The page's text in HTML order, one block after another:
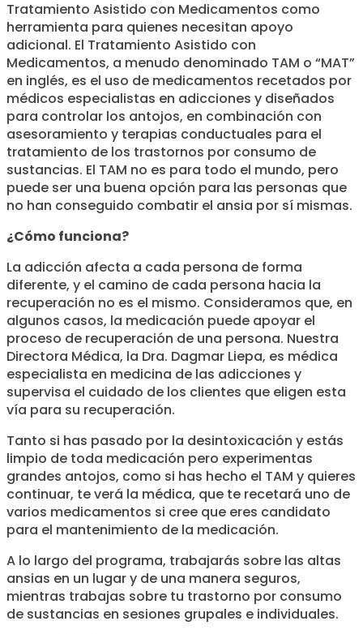
Tratamiento Asistido con Medicamentos como
herramienta para quienes necesitan apoyo
adicional. El Tratamiento Asistido con
Medicamentos, a menudo denominado TAM o “MAT”
en inglés, es el uso de medicamentos recetados por
médicos especialistas en adicciones y diseñados
para controlar los antojos, en combinación con
asesoramiento y terapias conductuales para el
tratamiento de los trastornos por consumo de
sustancias. El TAM no es para todo el mundo, pero
puede ser una buena opción para las personas que
no han conseguido combatir el ansia por sí mismas.
¿Cómo funciona?
La adicción afecta a cada persona de forma
diferente, y el camino de cada persona hacia la
recuperación no es el mismo. Consideramos que, en
algunos casos, la medicación puede apoyar el
proceso de recuperación de una persona. Nuestra
Directora Médica, la Dra. Dagmar Liepa, es médica
especialista en medicina de las adicciones y
supervisa el cuidado de los clientes que eligen esta
vía para su recuperación.
Tanto si has pasado por la desintoxicación y estás
limpio de toda medicación pero experimentas
grandes antojos, como si has hecho el TAM y quieres
continuar, te verá la médica, que te recetará uno de
varios medicamentos si cree que eres candidato
para el mantenimiento de la medicación.
A lo largo del programa, trabajarás sobre las altas
ansias en un lugar y de una manera seguros,
mientras trabajas sobre tu trastorno por consumo
de sustancias en sesiones grupales e individuales.